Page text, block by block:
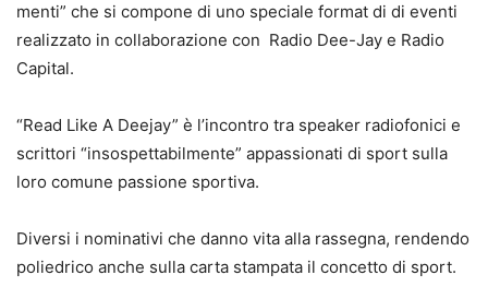
menti” che si compone di uno speciale format di di eventi
realizzato in collaborazione con Radio Dee-Jay e Radio
Capital.
“Read Like A Deejay” è l’incontro tra speaker radiofonici e
scrittori “insospettabilmente” appassionati di sport sulla
loro comune passione sportiva.
Diversi i nominativi che danno vita alla rassegna, rendendo
poliedrico anche sulla carta stampata il concetto di sport.